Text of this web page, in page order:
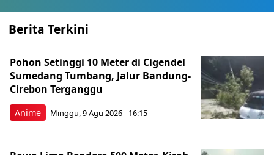
Berita Terkini
Anime
Pohon Setinggi 10 Meter di Cigendel
Sumedang Tumbang, Jalur Bandung-
Cirebon Terganggu
Minggu, 9 Agu 2026 - 16:15